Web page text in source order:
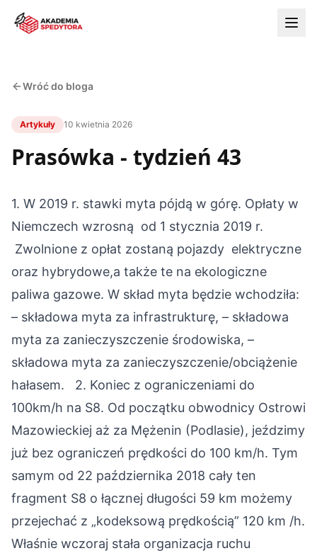
Wróć do bloga
Artykuły 10 kwietnia 2026
Prasówka - tydzień 43
1. W 2019 r. stawki myta pójdą w górę. Opłaty w
Niemczech wzrosną od 1 stycznia 2019 r.
Zwolnione z opłat zostaną pojazdy elektryczne
oraz hybrydowe,a także te na ekologiczne
paliwa gazowe. W skład myta będzie wchodziła:
– składowa myta za infrastrukturę, – składowa
myta za zanieczyszczenie środowiska, –
składowa myta za zanieczyszczenie/obciążenie
hałasem.
2. Koniec z ograniczeniami do
100km/h na S8. Od początku obwodnicy Ostrowi
Mazowieckiej aż za Mężenin (Podlasie), jeździmy
już bez ograniczeń prędkości do 100 km/h. Tym
samym od 22 października 2018 cały ten
fragment S8 o łącznej długości 59 km możemy
przejechać z „kodeksową prędkością” 120 km /h.
Właśnie wczoraj stała organizacja ruchu